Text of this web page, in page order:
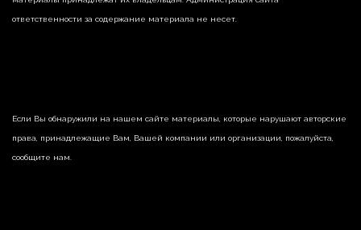
ответственности за содержание материала не несет.
Если Вы обнаружили на нашем сайте материалы, которые нарушают авторские
права, принадлежащие Вам, Вашей компании или организации, пожалуйста,
сообщите нам.